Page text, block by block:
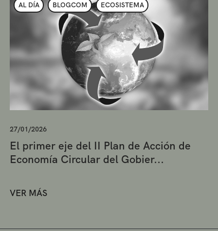
AL DÍA BLOGCOM ECOSISTEMA
27/01/2026
El primer eje del II Plan de Acción de
Economía Circular del Gobier...
VER MÁS